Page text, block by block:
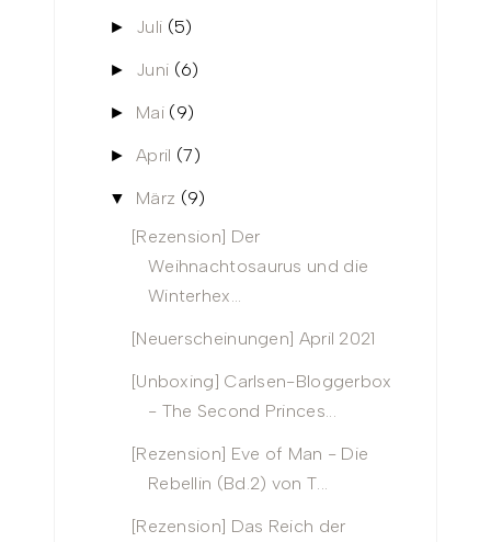
► Juli (5)
► Juni (6)
► Mai (9)
►April (7)
▼ März (9)
[Rezension] Der
Weihnachtosaurus und die
Winterhex...
[Neuerscheinungen] April 2021
[Unboxing] Carlsen-Bloggerbox
- The Second Princes...
[Rezension] Eve of Man - Die
Rebellin (Bd.2) von T...
[Rezension] Das Reich der